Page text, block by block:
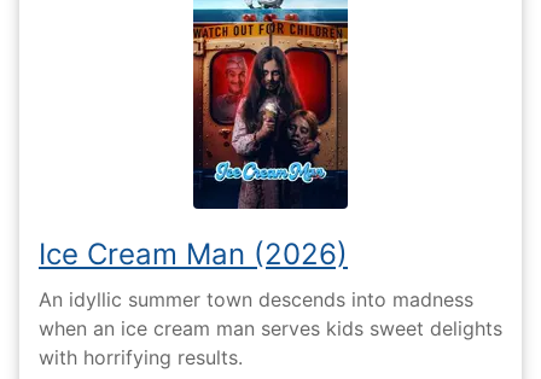
Ice Cream Man (2026)
An idyllic summer town descends into madness
when an ice cream man serves kids sweet delights
with horrifying results.